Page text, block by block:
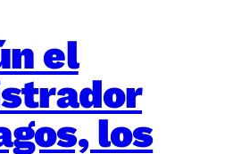
el
los